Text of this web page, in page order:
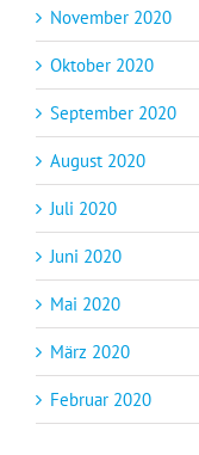
November 2020
Oktober 2020
September 2020
August 2020
Juli 2020
Juni 2020
Mai 2020
März 2020
Februar 2020